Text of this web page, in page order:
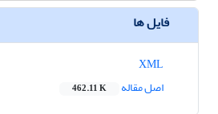
فایل ها
اصل مقاله
462.11 K